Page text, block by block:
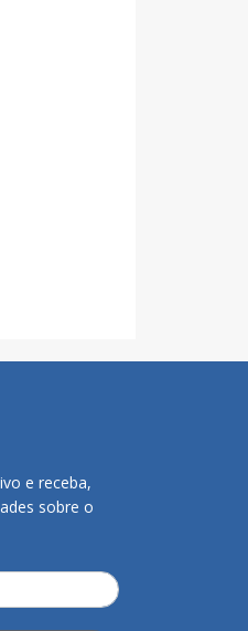
e receba,
sobre o